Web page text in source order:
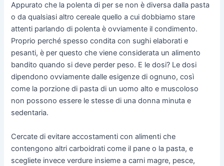
Appurato che la polenta di per se non è diversa dalla pasta
o da qualsiasi altro cereale quello a cui dobbiamo stare
attenti parlando di polenta è ovviamente il condimento.
Proprio perché spesso condita con sughi elaborati e
pesanti, è per questo che viene considerata un alimento
bandito quando si deve perder peso. E le dosi? Le dosi
dipendono ovviamente dalle esigenze di ognuno, così
come la porzione di pasta di un uomo alto e muscoloso
non possono essere le stesse di una donna minuta e
sedentaria.
Cercate di evitare accostamenti con alimenti che
contengono altri carboidrati come il pane o la pasta, e
scegliete invece verdure insieme a carni magre, pesce,